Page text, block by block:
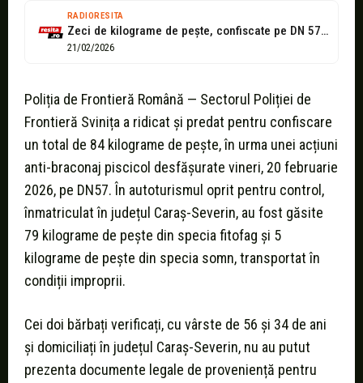
RADIORESITA
Zeci de kilograme de pește, confiscate pe DN 57 de polițiștii de...
21/02/2026
Poliția de Frontieră Română — Sectorul Poliției de
Frontieră Svinița a ridicat și predat pentru confiscare
un total de 84 kilograme de pește, în urma unei acțiuni
anti-braconaj piscicol desfășurate vineri, 20 februarie
2026, pe DN57. În autoturismul oprit pentru control,
înmatriculat în județul Caraș-Severin, au fost găsite
79 kilograme de pește din specia fitofag și 5
kilograme de pește din specia somn, transportat în
condiții improprii.
Cei doi bărbați verificați, cu vârste de 56 și 34 de ani
și domiciliați în județul Caraș-Severin, nu au putut
prezenta documente legale de proveniență pentru